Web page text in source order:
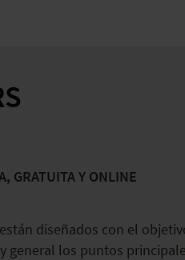
GRATUITA Y ONLINE
diseñados con el
general los puntos